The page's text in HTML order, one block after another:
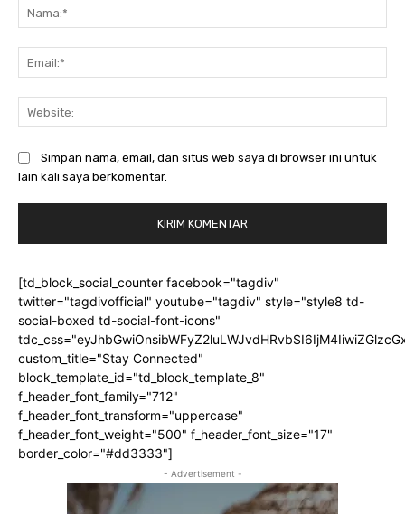
Simpan nama, email, dan situs web saya di browser ini untuk
lain kali saya berkomentar.
[td_block_social_counter facebook="tagdiv"
twitter="tagdivofficial" youtube="tagdiv" style="style8 td-
social-boxed td-social-font-icons"
custom_title="Stay Connected"
block_template_id="td_block_template_8"
f_header_font_family="712"
f_header_font_transform="uppercase"
f_header_font_weight="500" f_header_font_size="17"
border_color="#dd3333"]
- Advertisement -